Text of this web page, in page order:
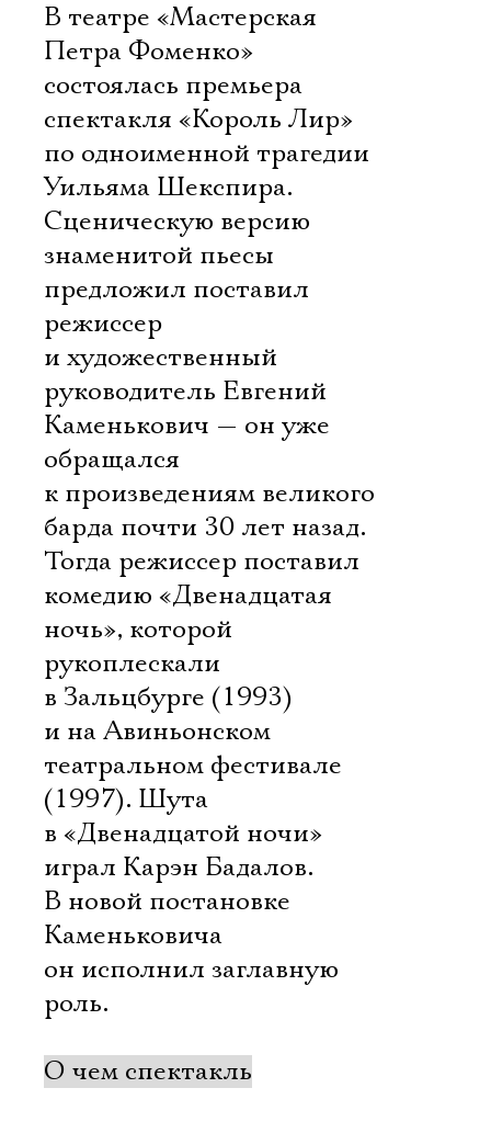
В театре «Мастерская
Петра Фоменко»
состоялась премьера
спектакля «Король Лир»
по одноименной трагедии
Уильяма Шекспира.
Сценическую версию
знаменитой пьесы
предложил поставил
режиссер
и художественный
руководитель Евгений
Каменькович — он уже
обращался
к произведениям великого
барда почти 30 лет назад.
Тогда режиссер поставил
комедию «Двенадцатая
ночь», которой
рукоплескали
в Зальцбурге (1993)
и на Авиньонском
театральном фестивале
(1997). Шута
в «Двенадцатой ночи»
играл Карэн Бадалов.
В новой постановке
Каменьковича
он исполнил заглавную
роль.
О чем спектакль